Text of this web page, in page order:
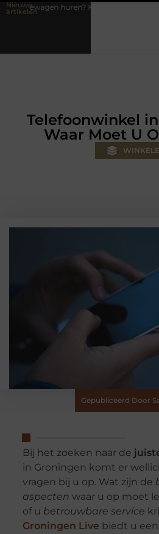
Nieuwe
artikelen
de juiste aanhanger voor jouw klus
Telefoonwinkel
Waar Moet U
Gepubliceerd Door
Bij het zoeken naar de
in Groningen komt er
vragen bij u op. Wat zijn de
aspecten waar u op moet
of u betrouwbare service
Groningen Live biedt u een